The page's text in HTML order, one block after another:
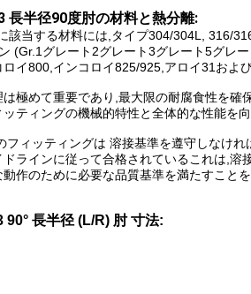
長半径90度肘の材料と熱分離:
該当する材料には,タイプ304/304L, 316/
(Gr.1グレート2グレート3グレート5グレ
イ800,インコロイ825/925,アロイ31およ
極めて重要であり,最大限の耐腐食性を
ティングの機械的特性と全体的な性能を
フィッティングは 溶接基準を遵守しなけ
ラインに従って合格されているこれは,
作のために必要な品質基準を満たすことを
90° 長半径 (L/R) 肘 寸法: